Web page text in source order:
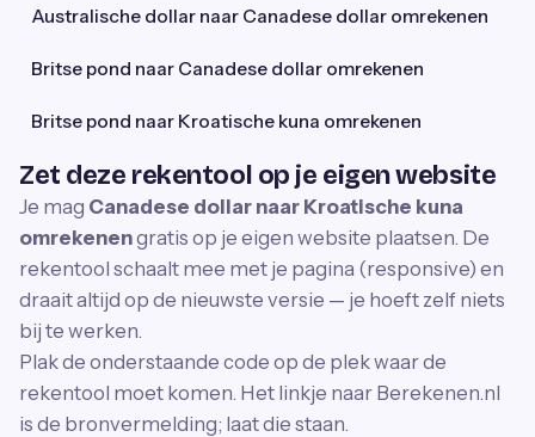
Australische dollar naar Canadese dollar omrekenen
Britse pond naar Canadese dollar omrekenen
Britse pond naar Kroatische kuna omrekenen
Zet deze rekentool op je eigen website
Je mag Canadese dollar naar Kroatische kuna
omrekenengratis op je eigen website plaatsen. De
rekentool schaalt mee met je pagina (responsive) en
draait altijd op de nieuwste versie — je hoeft zelf niets
bij te werken.
Plak de onderstaande code op de plek waar de
rekentool moet komen. Het linkje naar Berekenen.nl
is de bronvermelding; laat die staan.